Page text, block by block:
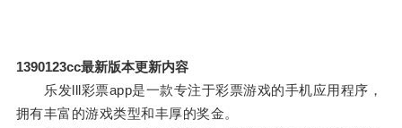
1390123cc最新版本更新内容
乐发lll彩票app是一款专注于彩票游戏的手机应用程序，
拥有丰富的游戏类型和丰厚的奖金。